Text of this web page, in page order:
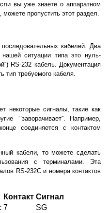
вы уже знаете о аппаратном
пропустить этот раздел.
кабелей. Два
ситуации типа это нуль-
RS-232 кабель. Документация
тип требуемого кабеля.
некоторые сигналы, такие как
``заворачивает''. Например,
соединяется с контактом
кабели, то можете сделать
с терминалами. Эта
RS-232C и номера контактов
Контакт Сигнал
7
SG